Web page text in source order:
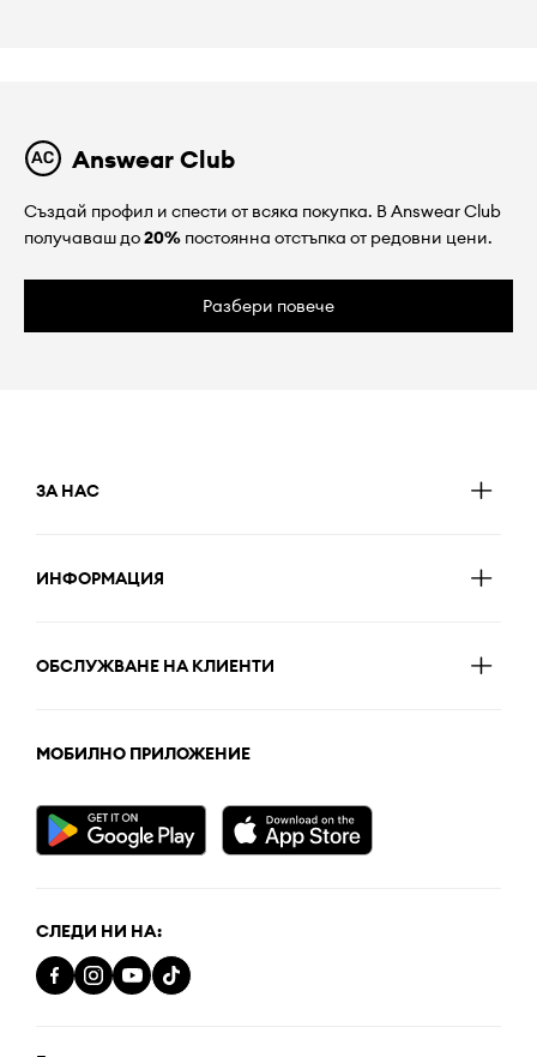
Answear Club
Създай профил и спести от всяка покупка. В Answear Club
получаваш до20% постоянна отстъпка от редовни цени.
Разбери повече
ЗА НАС
ИНФОРМАЦИЯ
ОБСЛУЖВАНЕ НА КЛИЕНТИ
МОБИЛНО ПРИЛОЖЕНИЕ
СЛЕДИ НИ НА: